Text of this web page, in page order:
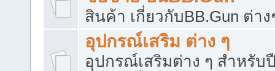
สินค้า เกี่ยวกับBB.Gun ต่าง
อุปกรณ์เสริม ต่าง ๆ
อุปกรณ์เสริมต่าง ๆ สำหรับ